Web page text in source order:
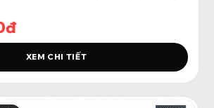
XEM CHI TIẾT